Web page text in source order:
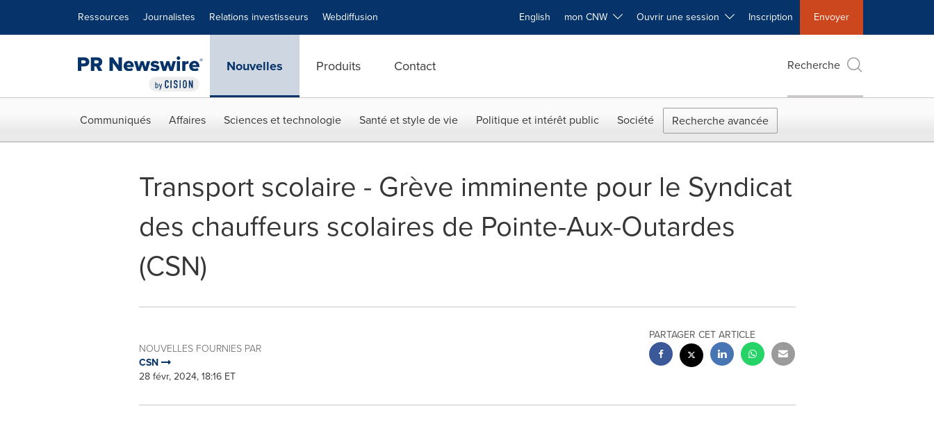
Ressources Journalistes Relations investisseurs Webdiffusion English mon CNW Ouvrir une session Inscription Envoyer
Nouvelles Produits Contact Recherche
Communiqués Affaires Sciences et technologie Santé et style de vie Politique et intérêt public Société Recherche avancée
Transport scolaire - Grève imminente pour le Syndicat
des chauffeurs scolaires de Pointe-Aux-Outardes
(CSN)
NOUVELLES FOURNIES PAR
CSN
28 févr, 2024, 18:16 ET
PARTAGER CET ARTICLE